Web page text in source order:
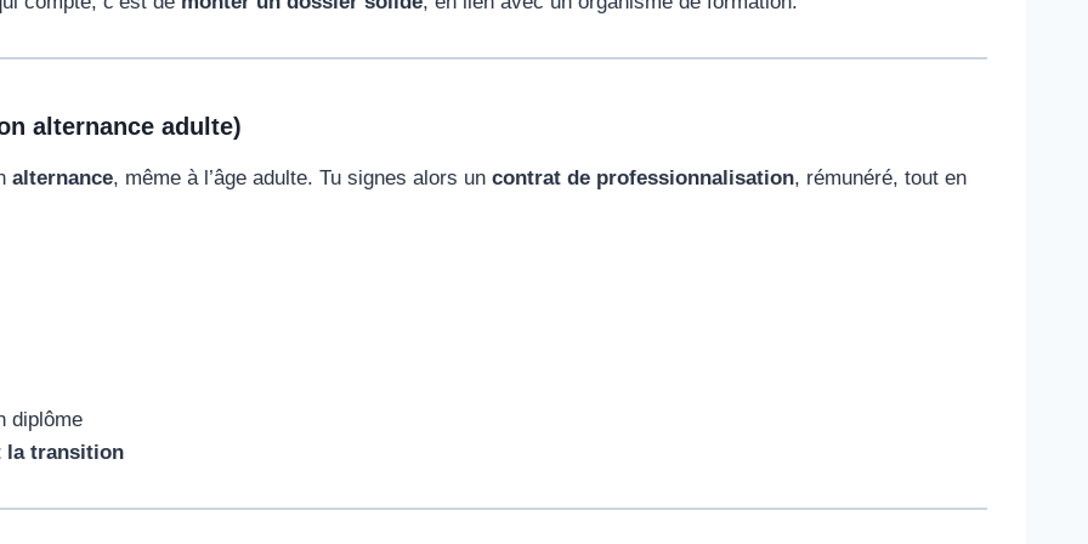
alternance adulte)
alternance, même à l’âge adulte. Tu signes alors un contrat de professionnalisation, rémunéré, tout en
diplôme
la transition